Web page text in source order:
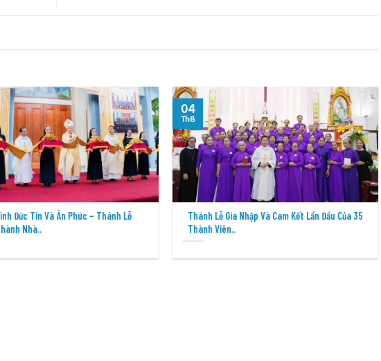
Đức Tin Và Ân Phúc – Thánh Lễ
Nhà..
Thánh Lễ Gia Nhập Và Cam Kết Lần Đầu Của 35
Thành Viên..
04
Th8